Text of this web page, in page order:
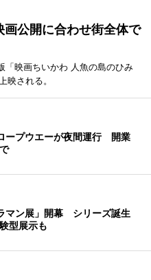
公開に合わせ街全体で
「映画ちいかわ 人魚の島のひみ
映される。
ープウエーが夜間運行 開業
マン展」開幕 シリーズ誕生
型展示も